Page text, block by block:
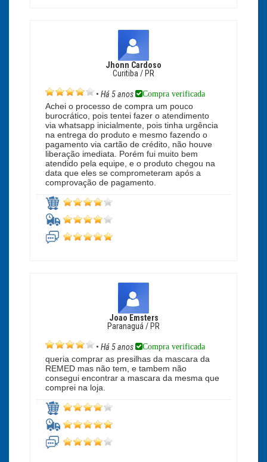
Jhonn Cardoso
Curitiba / PR
• Há 5 anos Compra verificada
Achei o processo de compra um pouco
burocrático, pois tentei fazer o atendimento
via whatsapp inicialmente, pois tinha urgência
na entrega do produto e mesmo fazendo o
pagamento via cartão de crédito, não houve
liberação imediata. Porém fui muito bem
atendido pela equipe, e o produto chegou na
data que eles se comprometeram após a
comprovação de pagamento.
Joao Emsters
Paranaguá / PR
• Há 5 anos Compra verificada
queria comprar as presilhas da mascara da
REMED mas não tem, e tambem não
consegui encontrar a mascara da mesma que
comprei na loja.